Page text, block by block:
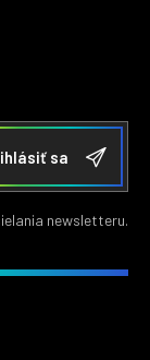
newsletteru.